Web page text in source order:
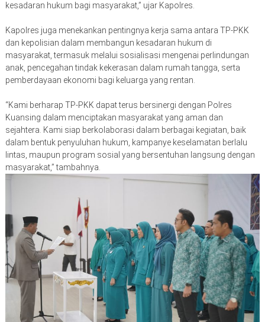
kesadaran hukum bagi masyarakat,” ujar Kapolres.
Kapolres juga menekankan pentingnya kerja sama antara TP-PKK
dan kepolisian dalam membangun kesadaran hukum di
masyarakat, termasuk melalui sosialisasi mengenai perlindungan
anak, pencegahan tindak kekerasan dalam rumah tangga, serta
pemberdayaan ekonomi bagi keluarga yang rentan.
“Kami berharap TP-PKK dapat terus bersinergi dengan Polres
Kuansing dalam menciptakan masyarakat yang aman dan
sejahtera. Kami siap berkolaborasi dalam berbagai kegiatan, baik
dalam bentuk penyuluhan hukum, kampanye keselamatan berlalu
lintas, maupun program sosial yang bersentuhan langsung dengan
masyarakat,” tambahnya.